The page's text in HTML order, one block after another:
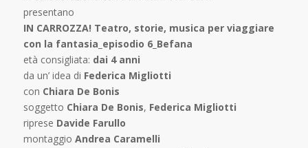
presentano
IN CARROZZA! Teatro, storie, musica per viaggiare
con la fantasia_episodio 6_Befana
età consigliata: dai 4 anni
da un’ idea di Federica Migliotti
con Chiara De Bonis
soggetto Chiara De Bonis, Federica Migliotti
riprese Davide Farullo
montaggio Andrea Caramelli